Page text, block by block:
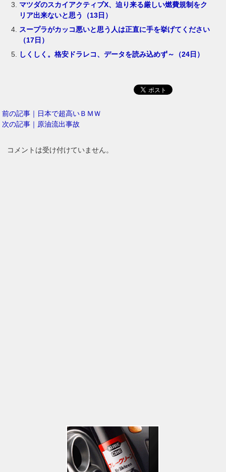
マツダのスカイアクティブX、迫り来る厳しい燃費規制をク
リア出来ないと思う（13日）
スープラがカッコ悪いと思う人は正直に手を挙げてください
（17日）
しくしく。格安ドラレコ、データを読み込めず～（24日）
前の記事｜日本で超高いＢＭＷ
次の記事｜原油流出事故
コメントは受け付けていません。